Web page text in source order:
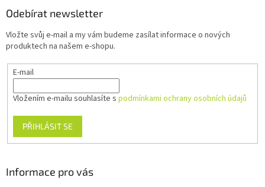
Odebírat newsletter
Vložte svůj e-mail a my vám budeme zasílat informace o nových
produktech na našem e-shopu.
E-mail
Vložením e-mailu souhlasíte s podmínkami ochrany osobních údajů
PŘIHLÁSIT SE
Informace pro vás